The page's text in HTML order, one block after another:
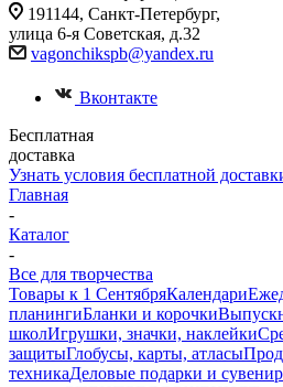
191144, Санкт-Петербург,
улица 6-я Советская, д.32
vagonchikspb@yandex.ru
Вконтакте
Бесплатная
доставка
Узнать условия бесплатной
Главная
-
Каталог
-
Все для творчества
Товары к 1 СентябряКалендари
планингиБланки и корочки
школИгрушки, значки, наклейки
защитыГлобусы, карты, атласы
техникаДеловые подарки и